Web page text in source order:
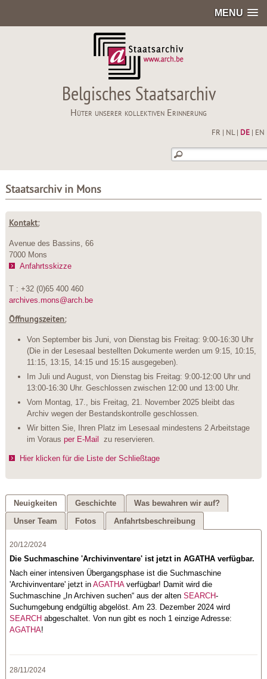
MENU
Belgisches Staatsarchiv
Hüter unserer kollektiven Erinnerung
FR NL| DE| EN
Staatsarchiv in Mons
Kontakt:
Avenue des Bassins, 66
7000 Mons
Anfahrtsskizze
T : +32 (0)65 400 460
archives.mons@arch.be
Öffnungszeiten:
Von September bis Juni, von Dienstag bis Freitag: 9:00-16:30 Uhr
(Die in der Lesesaal bestellten Dokumente werden um 9:15, 10:15,
11:15, 13:15, 14:15 und 15:15 ausgegeben).
Im Juli und August, von Dienstag bis Freitag: 9:00-12:00 Uhr und
13:00-16:30 Uhr. Geschlossen zwischen 12:00 und 13:00 Uhr.
Vom Montag, 17., bis Freitag, 21. November 2025 bleibt das
Archiv wegen der Bestandskontrolle geschlossen.
Wir bitten Sie, Ihren Platz im Lesesaal mindestens 2 Arbeitstage
im Voraus per E-Mail zu reservieren.
Hier klicken für die Liste der Schließtage
Neuigkeiten Geschichte
Was bewahren wir auf?
Unser Team
Fotos Anfahrtsbeschreibung
20/12/2024
Die Suchmaschine 'Archivinventare' ist jetzt in AGATHA verfügbar.
Nach einer intensiven Übergangsphase ist die Suchmaschine
'Archivinventare' jetzt inAGATHAverfügbar! Damit wird die
Suchmaschine „In Archiven suchen“ aus der altenSEARCH-
Suchumgebung endgültig abgelöst. Am 23. Dezember 2024 wird
SEARCH abgeschaltet. Von nun gibt es noch 1 einzige Adresse:
AGATHA!
28/11/2024